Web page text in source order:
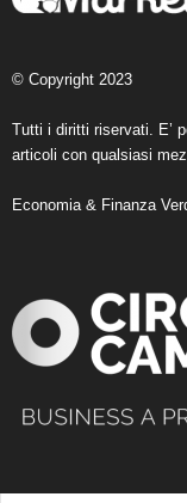
© Copyright 2023
Tutti i diritti riservati. E’
articoli con qualsiasi
Economia & Finanza